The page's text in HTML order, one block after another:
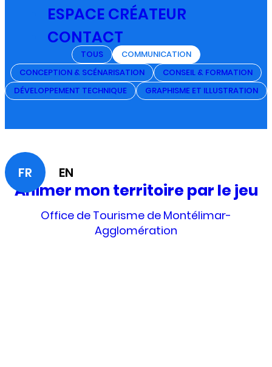
ESPACE CRÉATEUR
CONTACT
FR EN
TOUS
COMMUNICATION
CONCEPTION & SCÉNARISATION
CONSEIL & FORMATION
DÉVELOPPEMENT TECHNIQUE
GRAPHISME ET ILLUSTRATION
Animer mon territoire par le jeu
Office de Tourisme de Montélimar-
Agglomération